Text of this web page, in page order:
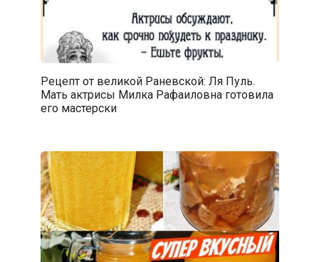
Рецепт от великой Раневской: Ля Пуль.
Мать актрисы Милка Рафаиловна готовила
его мастерски